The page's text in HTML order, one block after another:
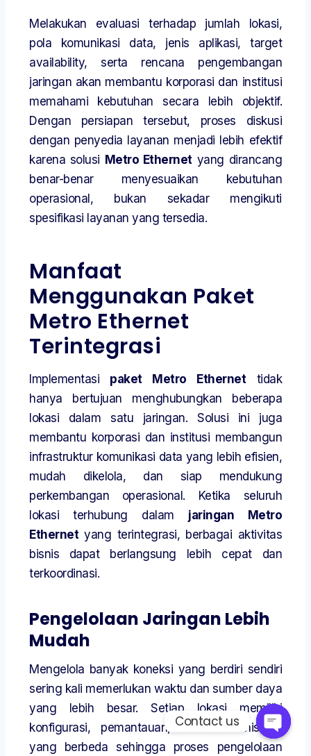
Melakukan evaluasi terhadap jumlah lokasi,
pola komunikasi data, jenis aplikasi, target
availability, serta rencana pengembangan
jaringan akan membantu korporasi dan institusi
memahami kebutuhan secara lebih objektif.
Dengan persiapan tersebut, proses diskusi
dengan penyedia layanan menjadi lebih efektif
karena solusi Metro Ethernetyang dirancang
benar-benar menyesuaikan kebutuhan
operasional, bukan sekadar mengikuti
spesifikasi layanan yang tersedia.
Manfaat
Menggunakan Paket
Metro Ethernet
Terintegrasi
Implementasi paket Metro Ethernettidak
hanya bertujuan menghubungkan beberapa
lokasi dalam satu jaringan. Solusi ini juga
membantu korporasi dan institusi membangun
infrastruktur komunikasi data yang lebih efisien,
mudah dikelola, dan siap mendukung
perkembangan operasional. Ketika seluruh
lokasi terhubung dalam jaringan Metro
Ethernetyang terintegrasi, berbagai aktivitas
bisnis dapat berlangsung lebih cepat dan
terkoordinasi.
Pengelolaan Jaringan Lebih
Mudah
Mengelola banyak koneksi yang berdiri sendiri
sering kali memerlukan waktu dan sumber daya
yang lebih besar. Setiap lokasi memiliki
konfigurasi, pemantauan, serta administrasi
yang berbeda sehingga proses pengelolaan
Contact us